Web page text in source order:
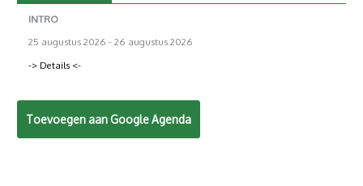
INTRO
25 augustus 2026 -26 augustus 2026
-> Details <-
Toevoegen aan Google Agenda